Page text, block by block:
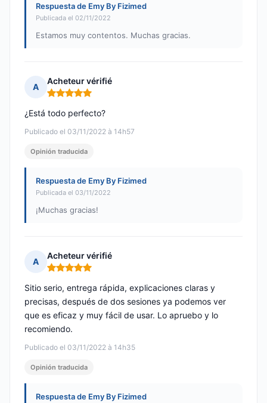
Respuesta de Emy By Fizimed
Publicada el 02/11/2022
Estamos muy contentos. Muchas gracias.
A
Acheteur vérifié
Nota: 5 de 5
Publicado el 03/11/2022 à 14h57
¿Está todo perfecto?
Opinión traducida
Respuesta de Emy By Fizimed
Publicada el 03/11/2022
¡Muchas gracias!
A
Acheteur vérifié
Nota: 5 de 5
Publicado el 03/11/2022 à 14h35
Sitio serio, entrega rápida, explicaciones claras y
precisas, después de dos sesiones ya podemos ver
que es eficaz y muy fácil de usar. Lo apruebo y lo
recomiendo.
Opinión traducida
Respuesta de Emy By Fizimed